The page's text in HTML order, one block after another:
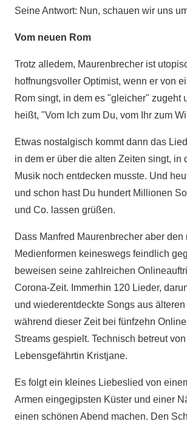
Seine Antwort: Nun, schauen wir uns
Vom neuen Rom
Trotz alledem, Maurenbrecher ist
hoffnungsvoller Optimist, wenn er von
Rom singt, in dem es "gleicher" zugeht
heißt, "Vom Ich zum Du, vom Ihr zum
Etwas nostalgisch kommt dann das
in dem er über die alten Zeiten singt, in
Musik noch entdecken musste. Und
und schon hast Du hundert Millionen
und Co. lassen grüßen.
Dass Manfred Maurenbrecher aber den
Medienformen keineswegs feindlich
beweisen seine zahlreichen
Corona-Zeit. Immerhin 120 Lieder,
und wiederentdeckte Songs aus
während dieser Zeit bei fünfzehn
Streams gespielt. Technisch betreut
Lebensgefährtin Kristjane.
Es folgt ein kleines Liebeslied von
Armen eingegipsten Küster und einer
einen schönen Abend machen. Den